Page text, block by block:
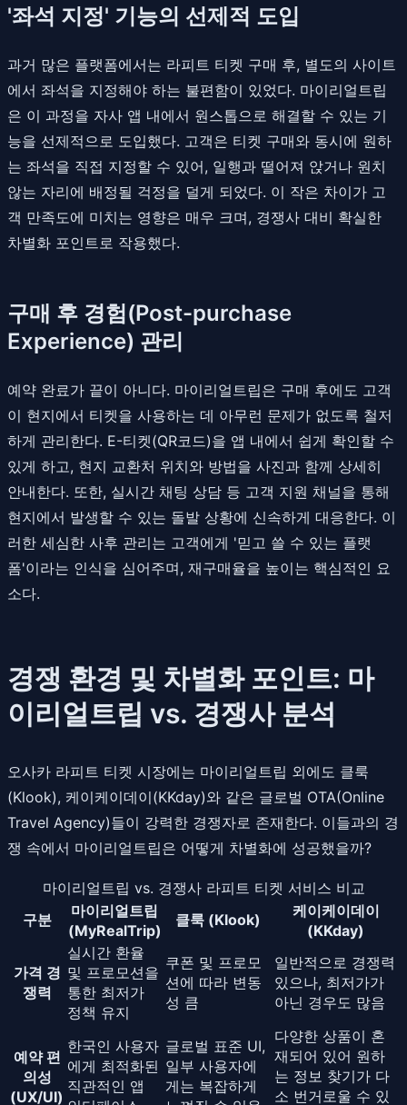
'좌석 지정' 기능의 선제적 도입
과거 많은 플랫폼에서는 라피트 티켓 구매 후, 별도의 사이트
에서 좌석을 지정해야 하는 불편함이 있었다. 마이리얼트립
은 이 과정을 자사 앱 내에서 원스톱으로 해결할 수 있는 기
능을 선제적으로 도입했다. 고객은 티켓 구매와 동시에 원하
는 좌석을 직접 지정할 수 있어, 일행과 떨어져 앉거나 원치
않는 자리에 배정될 걱정을 덜게 되었다. 이 작은 차이가 고
객 만족도에 미치는 영향은 매우 크며, 경쟁사 대비 확실한
차별화 포인트로 작용했다.
구매 후 경험(Post-purchase
Experience) 관리
예약 완료가 끝이 아니다. 마이리얼트립은 구매 후에도 고객
이 현지에서 티켓을 사용하는 데 아무런 문제가 없도록 철저
하게 관리한다. E-티켓(QR코드)을 앱 내에서 쉽게 확인할 수
있게 하고, 현지 교환처 위치와 방법을 사진과 함께 상세히
안내한다. 또한, 실시간 채팅 상담 등 고객 지원 채널을 통해
현지에서 발생할 수 있는 돌발 상황에 신속하게 대응한다. 이
러한 세심한 사후 관리는 고객에게 '믿고 쓸 수 있는 플랫
폼'이라는 인식을 심어주며, 재구매율을 높이는 핵심적인 요
소다.
경쟁 환경 및 차별화 포인트: 마
이리얼트립 vs. 경쟁사 분석
오사카 라피트 티켓 시장에는 마이리얼트립 외에도 클룩
(Klook), 케이케이데이(KKday)와 같은 글로벌 OTA(Online
Travel Agency)들이 강력한 경쟁자로 존재한다. 이들과의 경
쟁 속에서 마이리얼트립은 어떻게 차별화에 성공했을까?
마이리얼트립 vs. 경쟁사 라피트 티켓 서비스 비교
구분
마이리얼트립
(MyRealTrip)
클룩 (Klook)
케이케이데이
(KKday)
가격 경
쟁력
실시간 환율
및 프로모션을
통한 최저가
정책 유지
쿠폰 및 프로모
션에 따라 변동
성 큼
일반적으로 경쟁력
있으나, 최저가가
아닌 경우도 많음
예약 편
의성
(UX/UI)
한국인 사용자
에게 최적화된
직관적인 앱
글로벌 표준 UI,
일부 사용자에
게는 복잡하게
다양한 상품이 혼
재되어 있어 원하
는 정보 찾기가 다
소 번거로울 수 있